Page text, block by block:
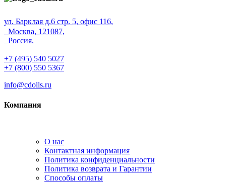
ул. Барклая д.6 стр. 5, офис 116,
Москва, 121087,
Россия.
+7 (495) 540 5027
+7 (800) 550 5367
info@cdolls.ru
Компания
О нас
Контактная информация
Политика конфиденциальности
Политика возврата и Гарантии
Способы оплаты